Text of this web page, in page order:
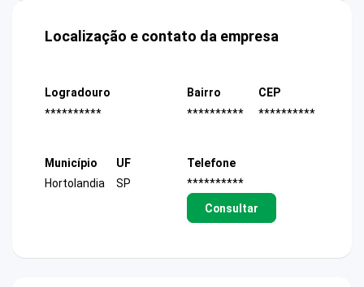
Localização e contato da empresa
Logradouro
**********
Bairro
**********
CEP
**********
Município
Hortolandia
UF
SP
Telefone
**********
Consultar